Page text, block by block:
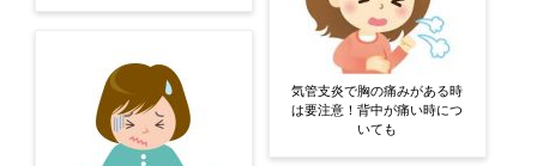
気管支炎で胸の痛みがある時
は要注意！背中が痛い時につ
いても